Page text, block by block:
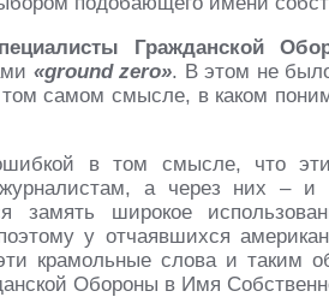
Гражданской
«ground zero». В этом не
самом смысле, в каком
в том смысле, что
журналистам, а через них –
замять широкое
у отчаявшихся
крамольные слова и таким
Обороны в Имя